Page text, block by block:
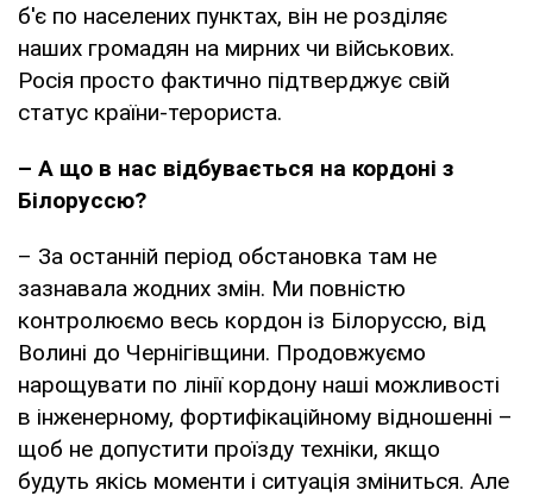
б'є по населених пунктах, він не розділяє
наших громадян на мирних чи військових.
Росія просто фактично підтверджує свій
статус країни-терориста.
– А що в нас відбувається на кордоні з
Білоруссю?
– За останній період обстановка там не
зазнавала жодних змін. Ми повністю
контролюємо весь кордон із Білоруссю, від
Волині до Чернігівщини. Продовжуємо
нарощувати по лінії кордону наші можливості
в інженерному, фортифікаційному відношенні –
щоб не допустити проїзду техніки, якщо
будуть якісь моменти і ситуація зміниться. Але